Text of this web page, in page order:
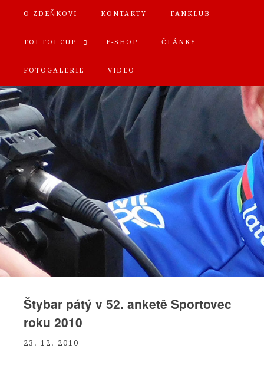
O ZDEŇKOVI KONTAKTY FANKLUB
TOI TOI CUP E-SHOP ČLÁNKY
FOTOGALERIE VIDEO
Štybar pátý v 52. anketě Sportovec
roku 2010
23. 12. 2010